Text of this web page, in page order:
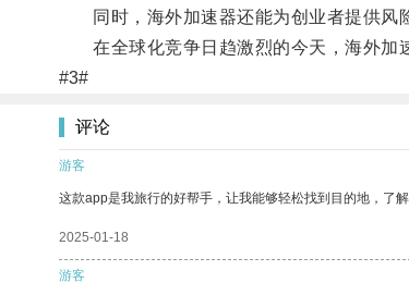
同时，海外加速器还能为创业者提供风
在全球化竞争日趋激烈的今天，海外加
#3#
评论
游客
这款app是我旅行的好帮手，让我能够轻松找到目的地，了解
2025-01-18
游客